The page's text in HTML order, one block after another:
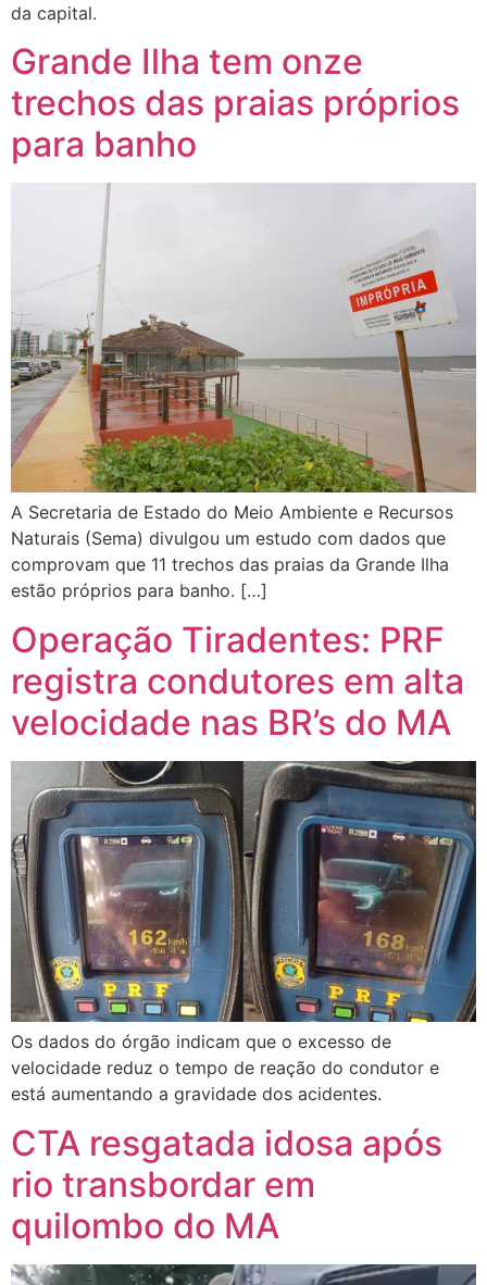
da capital.
Grande Ilha tem onze
trechos das praias próprios
para banho
A Secretaria de Estado do Meio Ambiente e Recursos
Naturais (Sema) divulgou um estudo com dados que
comprovam que 11 trechos das praias da Grande Ilha
estão próprios para banho. […]
Operação Tiradentes: PRF
registra condutores em alta
velocidade nas BR’s do MA
Os dados do órgão indicam que o excesso de
velocidade reduz o tempo de reação do condutor e
está aumentando a gravidade dos acidentes.
CTA resgatada idosa após
rio transbordar em
quilombo do MA